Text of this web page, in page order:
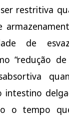
restritiva
de
“redução
intestino
o tempo